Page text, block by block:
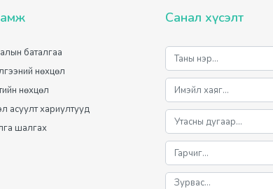
баталгаа
нөхцөл
нөхцөл
асуулт хариултууд
шалгах
Санал хүсэлт